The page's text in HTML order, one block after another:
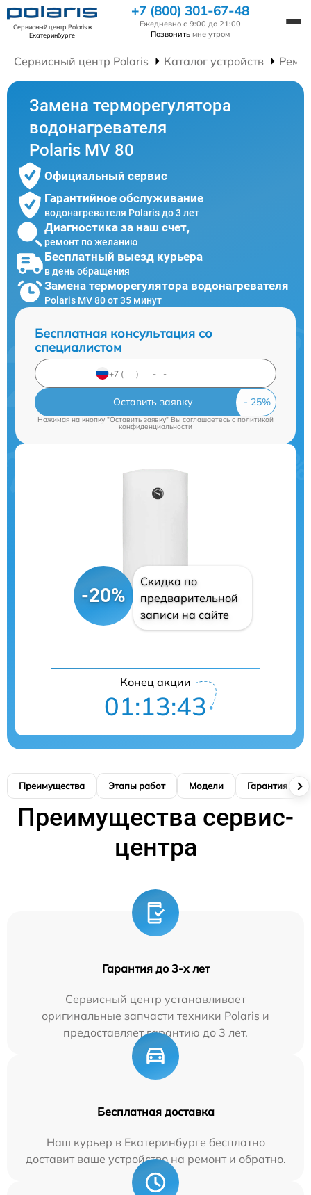
Сервисный центр Polarisв
Екатеринбурге
+7 (800) 301-67-48
Ежедневно с 9:00 до 21:00
Позвонить мне утром
Сервисный центр Polaris Каталог устройств
Замена терморегулятора
водонагревателя
Polaris MV 80
Официальный сервис
Гарантийное обслуживание
водонагревателя Polaris до 3 лет
Диагностика за наш счет,
ремонт по желанию
Бесплатный выезд курьера
в день обращения
Замена терморегулятора водонагревателя
Polaris MV 80 от 35 минут
Бесплатная консультация со
специалистом
Оставить заявку
Нажимая на кнопку "Оставить заявку" Вы соглашаетесь cполитикой
конфиденциальности
-20%
Скидка по
предварительной
записи на сайте
Конец акции
01:13:42
Преимущества Этапы работ Модели Гарантия
Преимущества сервис-
центра
Гарантия до 3-х лет
Сервисный центр устанавливает
оригинальные запчасти техники Polaris и
предоставляет гарантию до 3 лет.
Бесплатная доставка
Наш курьер в Екатеринбурге бесплатно
доставит ваше устройство на ремонт и обратно.